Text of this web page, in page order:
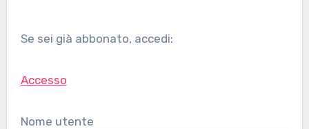
Se sei già abbonato, accedi:
Accesso
Nome utente